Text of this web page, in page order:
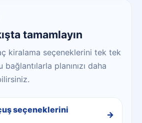
tamamlayın
kiralama seçeneklerini tek tek
planınızı daha
seçeneklerini